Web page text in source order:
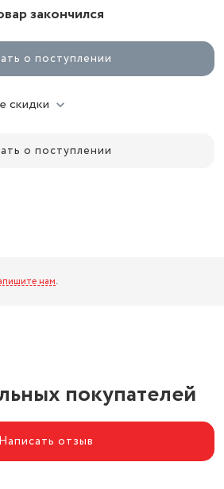
закончился
о поступлении
скидки
о поступлении
нам.
покупателей
Написать отзыв